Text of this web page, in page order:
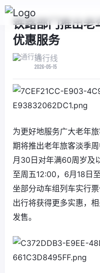
铁路部门推出老
优惠服务
通行线
2026-05-15
为更好地服务广大老年
期将推出老年旅客淡季
月30日对年满60周岁及
至周五12:00，6月18日
坐部分动车组列车实行
出行将获得更多实惠，
发售。